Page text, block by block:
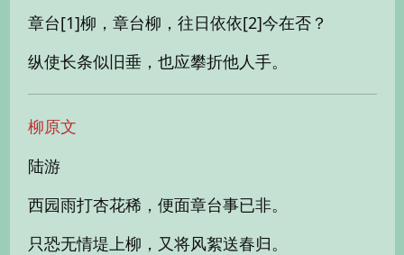
章台[1]柳，章台柳，往日依依[2]今在否？
纵使长条似旧垂，也应攀折他人手。
柳原文
陆游
西园雨打杏花稀，便面章台事已非。
只恐无情堤上柳，又将风絮送春归。